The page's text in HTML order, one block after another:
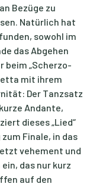
Bezüge zu
Natürlich hat
sowohl im
das Abgehen
beim „Scherzo-
mit ihrem
Der Tanzsatz
Andante,
dieses „Lied“
Finale, in das
vehement und
das nur kurz
auf den